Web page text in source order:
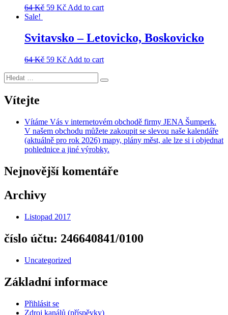
64Kč 59 Kč Add to cart
Sale!
Svitavsko – Letovicko, Boskovicko
64Kč 59 Kč Add to cart
Hledat:
Hledání
Vítejte
Vítáme Vás v internetovém obchodě firmy JENA Šumperk.
V našem obchodu můžete zakoupit se slevou naše kalendáře
(aktuálně pro rok 2026) mapy, plány měst, ale lze si i objednat
pohlednice a jiné výrobky.
Nejnovější komentáře
Archivy
Listopad 2017
číslo účtu: 246640841/0100
Uncategorized
Základní informace
Přihlásit se
Zdroj kanálů (příspěvky)